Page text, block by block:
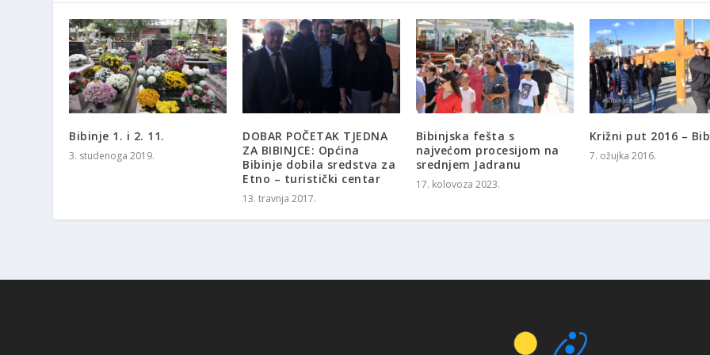
Bibinje 1. i 2. 11.
3. studenoga 2019.
DOBAR POČETAK TJEDNA
ZA BIBINJCE: Općina
Bibinje dobila sredstva za
Etno – turistički centar
13. travnja 2017.
Bibinjska fešta s
najvećom procesijom na
srednjem Jadranu
17. kolovoza 2023.
Križni put 2016 –
7. ožujka 2016.